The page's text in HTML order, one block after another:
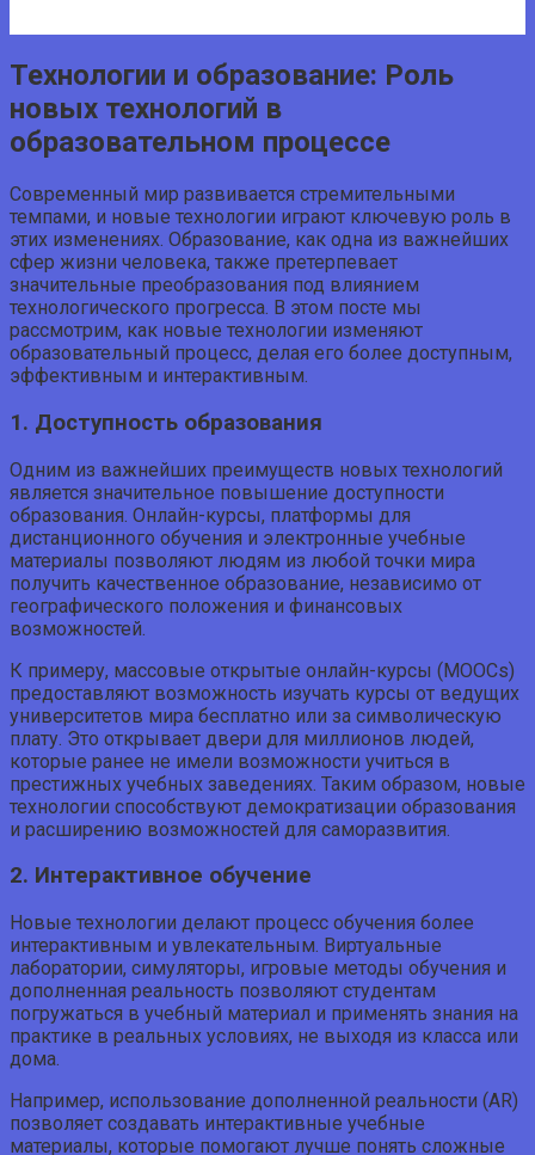
Технологии и образование: Роль
новых технологий в
образовательном процессе
Современный мир развивается стремительными
темпами, и новые технологии играют ключевую роль в
этих изменениях. Образование, как одна из важнейших
сфер жизни человека, также претерпевает
значительные преобразования под влиянием
технологического прогресса. В этом посте мы
рассмотрим, как новые технологии изменяют
образовательный процесс, делая его более доступным,
эффективным и интерактивным.
1. Доступность образования
Одним из важнейших преимуществ новых технологий
является значительное повышение доступности
образования. Онлайн-курсы, платформы для
дистанционного обучения и электронные учебные
материалы позволяют людям из любой точки мира
получить качественное образование, независимо от
географического положения и финансовых
возможностей.
К примеру, массовые открытые онлайн-курсы (MOOCs)
предоставляют возможность изучать курсы от ведущих
университетов мира бесплатно или за символическую
плату. Это открывает двери для миллионов людей,
которые ранее не имели возможности учиться в
престижных учебных заведениях. Таким образом, новые
технологии способствуют демократизации образования
и расширению возможностей для саморазвития.
2. Интерактивное обучение
Новые технологии делают процесс обучения более
интерактивным и увлекательным. Виртуальные
лаборатории, симуляторы, игровые методы обучения и
дополненная реальность позволяют студентам
погружаться в учебный материал и применять знания на
практике в реальных условиях, не выходя из класса или
дома.
Например, использование дополненной реальности (AR)
позволяет создавать интерактивные учебные
материалы, которые помогают лучше понять сложные